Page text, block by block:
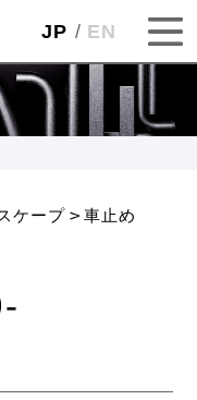
JP EN
ケープ
車止め